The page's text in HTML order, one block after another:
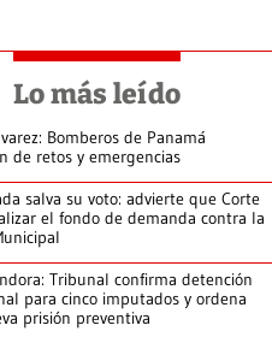
Lo más leído
Bomberos de Panamá
de retos y emergencias
salva su voto: advierte que Corte
el fondo de demanda contra la
Tribunal confirma detención
para cinco imputados y ordena
prisión preventiva